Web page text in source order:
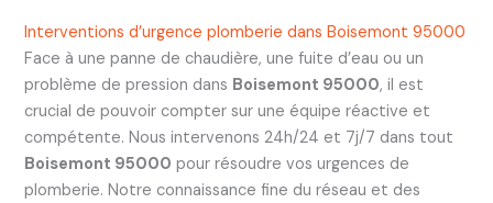
Interventions d’urgence plomberie dans Boisemont 95000
Face à une panne de chaudière, une fuite d’eau ou un
problème de pression dans Boisemont 95000, il est
crucial de pouvoir compter sur une équipe réactive et
compétente. Nous intervenons 24h/24 et 7j/7 dans tout
Boisemont 95000 pour résoudre vos urgences de
plomberie. Notre connaissance fine du réseau et des